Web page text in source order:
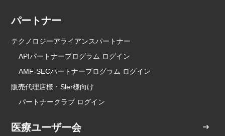
パートナー
テクノロジーアライアンスパートナー
APIパートナープログラム ログイン
AMF-SECパートナープログラム ログイン
販売代理店様・Sler様向け
パートナークラブ ログイン
医療ユーザー会